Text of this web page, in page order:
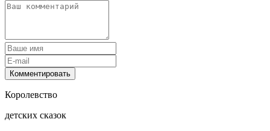
Комментировать
Королевство
детских сказок